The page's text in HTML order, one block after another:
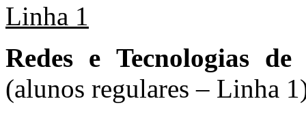
Linha 1
Redes e Tecnologias
(alunos regulares – Linha